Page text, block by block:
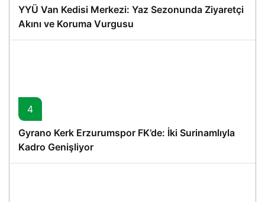
YYÜ Van Kedisi Merkezi: Yaz Sezonunda Ziyaretçi
Akını ve Koruma Vurgusu
4
Gyrano Kerk Erzurumspor FK’de: İki Surinamlıyla
Kadro Genişliyor